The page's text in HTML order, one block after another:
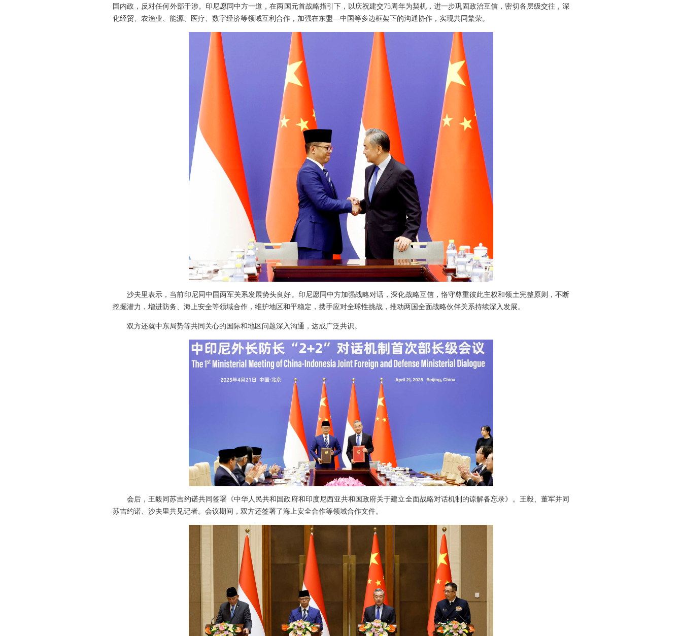
国内政，反对任何外部干涉。印尼愿同中方一道，在两国元首战略指引下，以庆祝建交75周年为契机，进一步巩固政治互信，密切各层级交往，深
化经贸、农渔业、能源、医疗、数字经济等领域互利合作，加强在东盟—中国等多边框架下的沟通协作，实现共同繁荣。
沙夫里表示，当前印尼同中国两军关系发展势头良好。印尼愿同中方加强战略对话，深化战略互信，恪守尊重彼此主权和领土完整原则，不断
挖掘潜力，增进防务、海上安全等领域合作，维护地区和平稳定，携手应对全球性挑战，推动两国全面战略伙伴关系持续深入发展。
双方还就中东局势等共同关心的国际和地区问题深入沟通，达成广泛共识。
会后，王毅同苏吉约诺共同签署《中华人民共和国政府和印度尼西亚共和国政府关于建立全面战略对话机制的谅解备忘录》。王毅、董军并同
苏吉约诺、沙夫里共见记者。会议期间，双方还签署了海上安全合作等领域合作文件。